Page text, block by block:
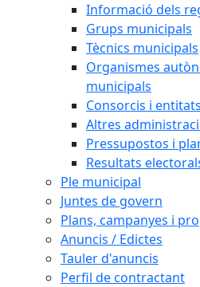
Informació dels
Grups municipals
Tècnics municipals
Organismes
municipals
Consorcis i
Altres
Pressupostos i
Resultats
Ple municipal
Juntes de govern
Plans, campanyes i
Anuncis / Edictes
Tauler d'anuncis
Perfil de contractant